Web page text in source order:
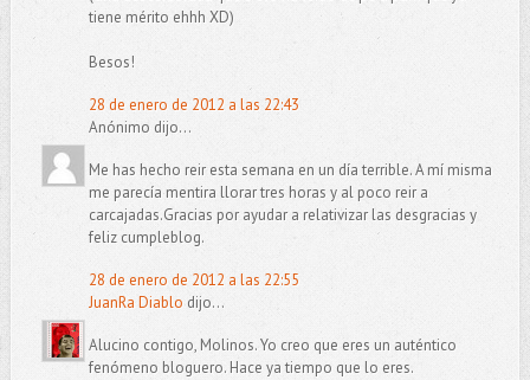
tiene mérito ehhh XD)
Besos!
28 de enero de 2012 a las 22:43
Anónimo dijo...
Me has hecho reir esta semana en un día terrible. A mí misma
me parecía mentira llorar tres horas y al poco reir a
carcajadas.Gracias por ayudar a relativizar las desgracias y
feliz cumpleblog.
28 de enero de 2012 a las 22:55
JuanRa Diablo dijo...
Alucino contigo, Molinos. Yo creo que eres un auténtico
fenómeno bloguero. Hace ya tiempo que lo eres.